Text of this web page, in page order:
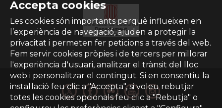
Accepta cookies
Les cookies són importants perquè influeixen en
l’experiència de navegació, ajuden a protegir la
privacitat i permeten fer peticions a través del web.
Fem servir cookies pròpies i de tercers per millorar
l'experiència d'usuari, analitzar el trànsit del lloc
web i personalitzar el contingut. Si en consentiu la
instal·lació feu clic a "Accepta", si voleu rebutjar
totes les cookies opcionals feu clic a "Rebutja" o